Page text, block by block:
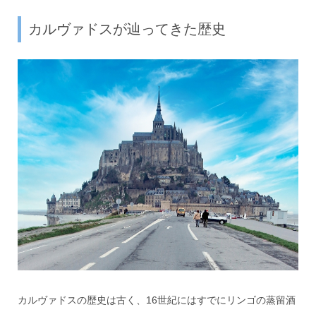
カルヴァドスが辿ってきた歴史
カルヴァドスの歴史は古く、16世紀にはすでにリンゴの蒸留酒